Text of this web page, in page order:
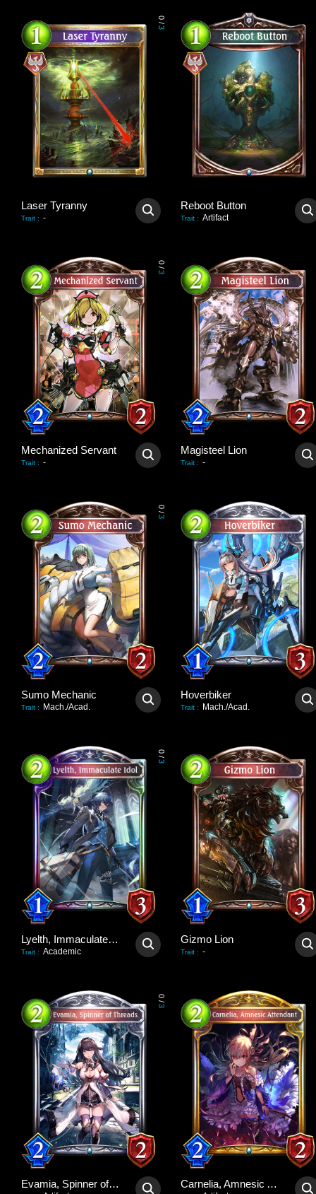
0
/
3
Laser Tyranny
Trait : -
Reboot Button
Trait : Artifact
0
/
3
Mechanized Servant
Trait : -
Magisteel Lion
Trait : -
0
/
3
Sumo Mechanic
Trait : Mach./Acad.
Hoverbiker
Trait : Mach./Acad.
0
/
3
Lyelth, Immaculate Idol
Trait : Academic
Gizmo Lion
Trait : -
0
/
3
Evamia, Spinner of Threads Carnelia, Amnesic Attendant